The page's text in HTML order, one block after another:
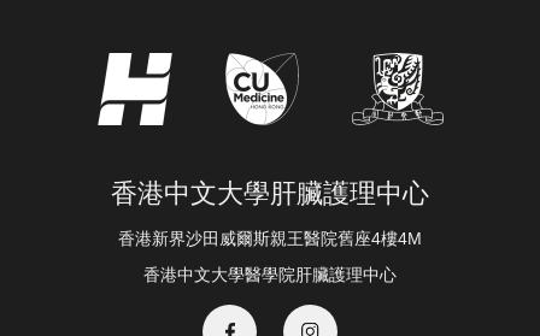
香港中文大學肝臟護理中心
香港新界沙田威爾斯親王醫院舊座4樓4M
香港中文大學醫學院肝臟護理中心